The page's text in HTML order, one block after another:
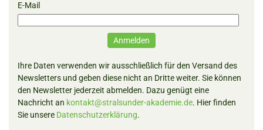
E-Mail
Anmelden
Ihre Daten verwenden wir ausschließlich für den Versand des
Newsletters und geben diese nicht an Dritte weiter. Sie können
den Newsletter jederzeit abmelden. Dazu genügt eine
Nachricht an kontakt@stralsunder-akademie.de. Hier finden
Sie unsere Datenschutzerklärung.